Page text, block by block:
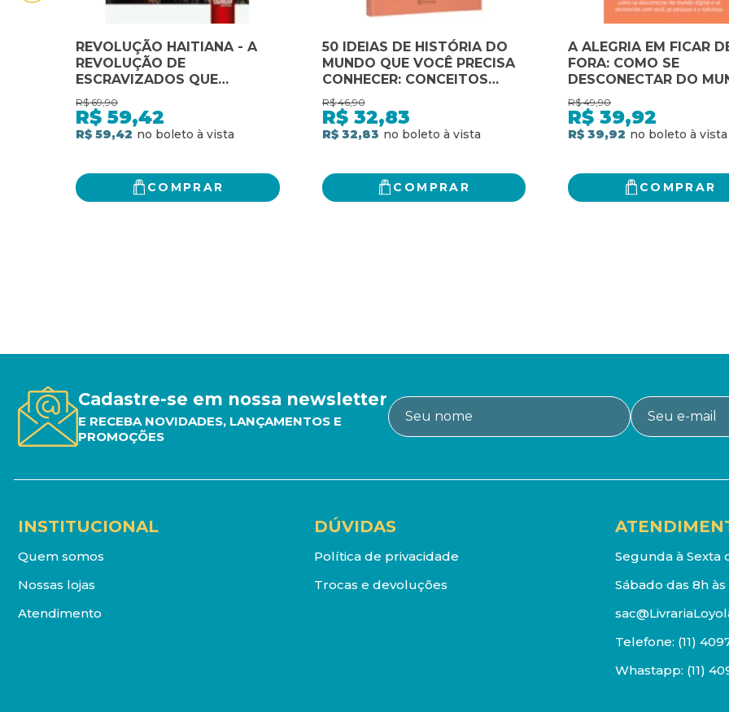
REVOLUÇÃO HAITIANA - A
REVOLUÇÃO DE
ESCRAVIZADOS QUE
ABALOU O MUNDO -
COLEÇÃO HISTÓRIA FM
R$ 69,90
R$ 59,42
R$ 59,42
COMPRAR
50 IDEIAS DE HISTÓRIA DO
MUNDO QUE VOCÊ PRECISA
CONHECER: CONCEITOS
IMPORTANTES DE HISTÓRIA
DO MUNDO DE FORMA
RÁPIDA E FÁCIL
R$ 46,90
R$ 32,83
R$ 32,83
COMPRAR
A ALEGRIA EM FICAR
FORA: COMO SE
DESCONECTAR DO
DIGITAL E SE
COM VOCÊ, AS
NATUREZA
R$ 49,90
R$ 39,92
R$ 39,92
COMPRAR
Cadastre-se em nossa newsletter
E RECEBA NOVIDADES, LANÇAMENTOS E
PROMOÇÕES
INSTITUCIONAL
Quem somos
Nossas lojas
Atendimento
DÚVIDAS
Política de privacidade
Trocas e devoluções
Segunda à Sexta
Sábado das 8h às
Telefone: (11)
Whastapp: (11)